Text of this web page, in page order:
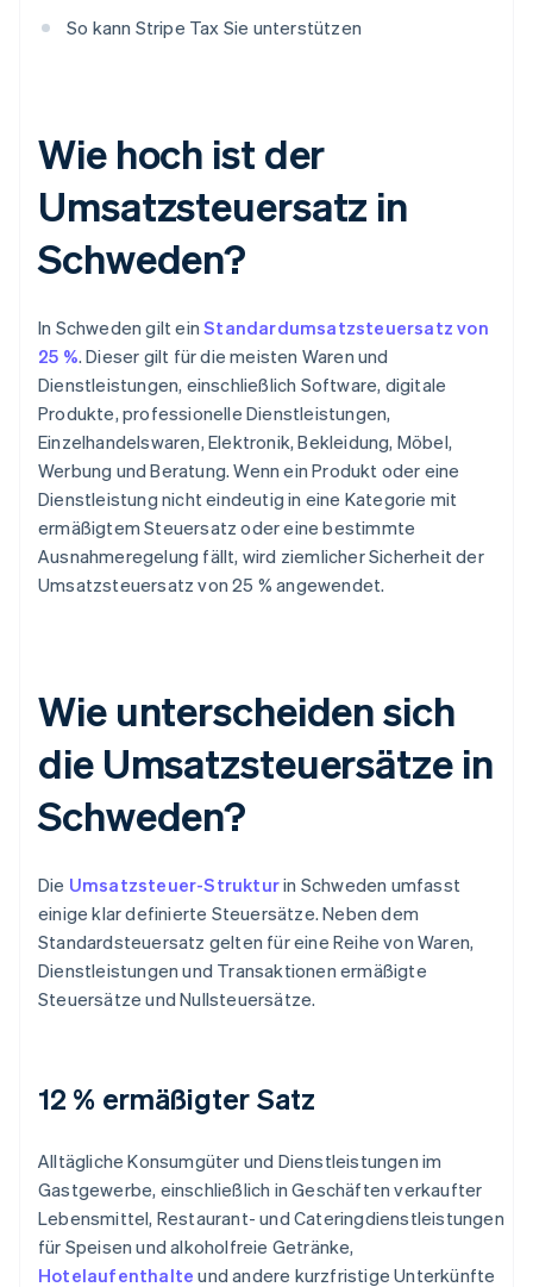
So kann Stripe Tax Sie unterstützen
Wie hoch ist der
Umsatzsteuersatz in
Schweden?
In Schweden gilt einStandardumsatzsteuersatz von
25 %. Dieser gilt für die meisten Waren und
Dienstleistungen, einschließlich Software, digitale
Produkte, professionelle Dienstleistungen,
Einzelhandelswaren, Elektronik, Bekleidung, Möbel,
Werbung und Beratung. Wenn ein Produkt oder eine
Dienstleistung nicht eindeutig in eine Kategorie mit
ermäßigtem Steuersatz oder eine bestimmte
Ausnahmeregelung fällt, wird ziemlicher Sicherheit der
Umsatzsteuersatz von 25 % angewendet.
Wie unterscheiden sich
die Umsatzsteuersätze in
Schweden?
Die Umsatzsteuer-Strukturin Schweden umfasst
einige klar definierte Steuersätze. Neben dem
Standardsteuersatz gelten für eine Reihe von Waren,
Dienstleistungen und Transaktionen ermäßigte
Steuersätze und Nullsteuersätze.
12 % ermäßigter Satz
Alltägliche Konsumgüter und Dienstleistungen im
Gastgewerbe, einschließlich in Geschäften verkaufter
Lebensmittel, Restaurant- und Cateringdienstleistungen
für Speisen und alkoholfreie Getränke,
Hotelaufenthalte und andere kurzfristige Unterkünfte